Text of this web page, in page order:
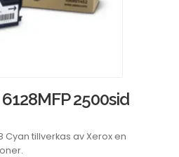
2500sid
Cyan tillverkas av Xerox en